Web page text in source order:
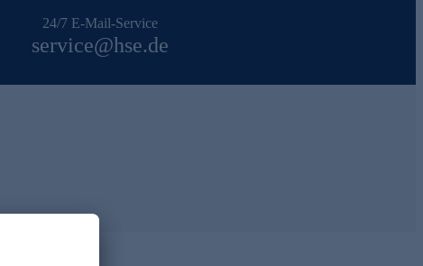
24/7 E-Mail-Service
service@hse.de